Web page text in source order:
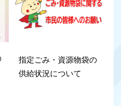
瀬戸市ふるさと応援寄
附金（ふるさと納税）